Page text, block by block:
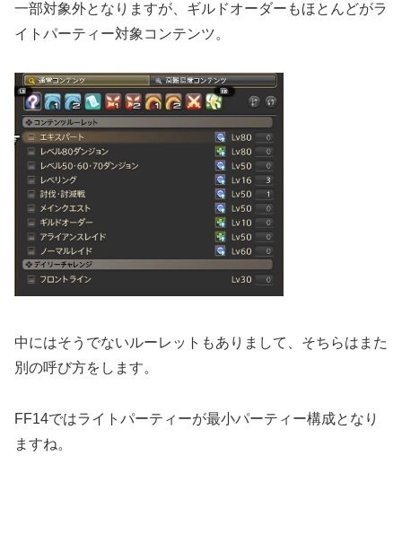
一部対象外となりますが、ギルドオーダーもほとんどがラ
イトパーティー対象コンテンツ。
中にはそうでないルーレットもありまして、そちらはまた
別の呼び方をします。
FF14ではライトパーティーが最小パーティー構成となり
ますね。